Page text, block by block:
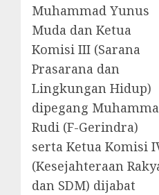
Muhammad Yunus
Muda dan Ketua
Komisi III (Sarana
Prasarana dan
Lingkungan Hidup)
dipegang
Rudi (F-Gerindra)
serta Ketua Komisi
(Kesejahteraan
dan SDM) dijabat